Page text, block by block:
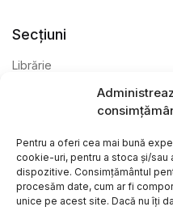
Pentru a oferi cea mai bună
cookie-uri, pentru a stoca și/
dispozitive. Consimțământul
procesăm date, cum ar fi
unice pe acest site. Dacă nu îți
Secțiuni
Librărie